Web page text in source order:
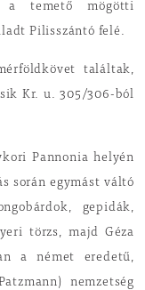
temető mögötti
Pilisszántó felé.
találtak,
Kr. u. 305/306-ból
Pannonia helyén
során egymást váltó
gepidák,
törzs, majd Géza
a német eredetű,
nemzetség